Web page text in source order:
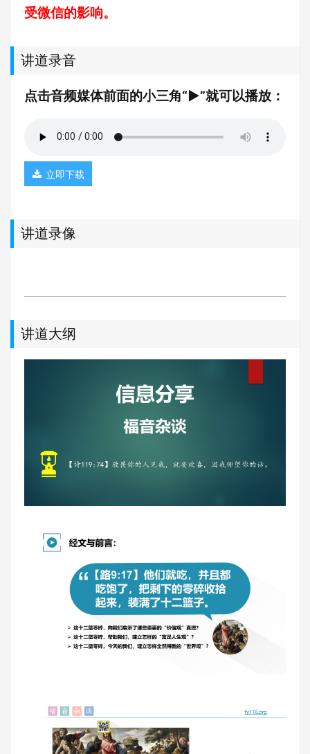
受微信的影响。
讲道录音
点击音频媒体前面的小三角“►”就可以播放：
立即下载
讲道录像
讲道大纲